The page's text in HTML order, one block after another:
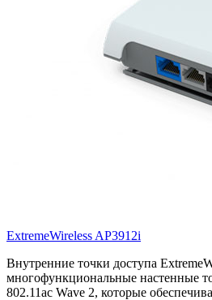
ExtremeWireless AP3912i
Внутренние точки доступа
многофункциональные настенные
802.11ac Wave 2, которые